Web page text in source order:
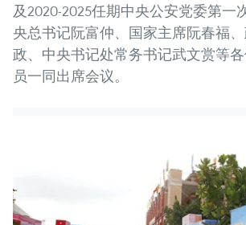
及2020-2025任期中央公安党委第一
央总书记阮富仲、国家主席阮春福
政、中央书记处常务书记武文赏等
员一同出席会议。